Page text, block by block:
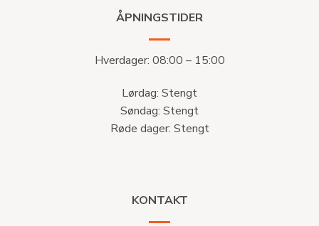
ÅPNINGSTIDER
Hverdager: 08:00 – 15:00
Lørdag: Stengt
Søndag: Stengt
Røde dager: Stengt
KONTAKT